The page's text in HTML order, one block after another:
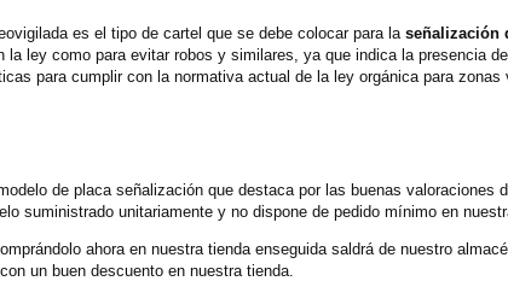
es el tipo de cartel que se debe colocar para la señalización
ley como para evitar robos y similares, ya que indica la presencia
para cumplir con la normativa actual de la ley orgánica para zonas
de placa señalización que destaca por las buenas valoraciones
suministrado unitariamente y no dispone de pedido mínimo en
ahora en nuestra tienda enseguida saldrá de nuestro
un buen descuento en nuestra tienda.